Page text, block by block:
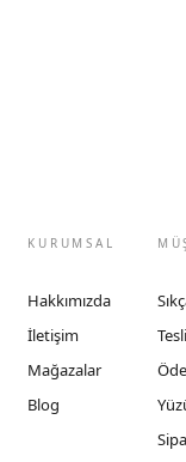
KURUMSAL
Hakkımızda
İletişim
Mağazalar
Blog